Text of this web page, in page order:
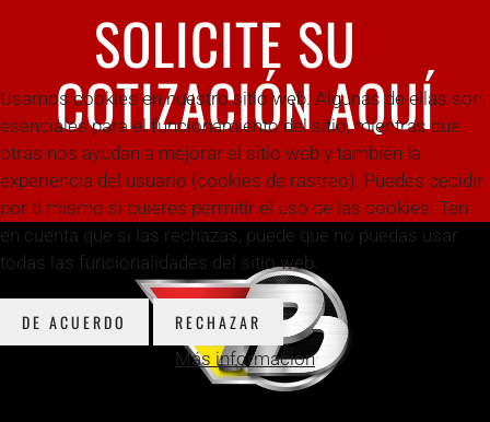
SOLICITE SU
COTIZACIÓN AQUÍ
Usamos cookies en nuestro sitio web. Algunas de ellas son
esenciales para el funcionamiento del sitio, mientras que
otras nos ayudan a mejorar el sitio web y también la
experiencia del usuario (cookies de rastreo). Puedes decidir
por ti mismo si quieres permitir el uso de las cookies. Ten
en cuenta que si las rechazas, puede que no puedas usar
todas las funcionalidades del sitio web.
DE ACUERDO RECHAZAR
Más información